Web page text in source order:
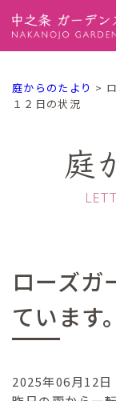
庭からのたより >
１２日の状況
庭
ローズガ
ています
2025年06月12日